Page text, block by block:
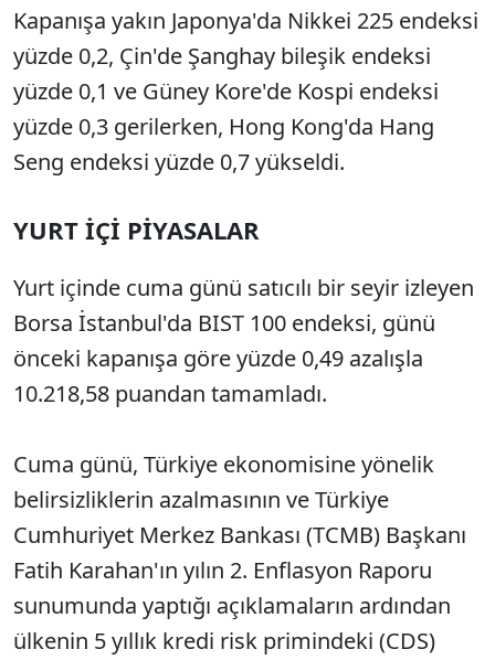
Kapanışa yakın Japonya'da Nikkei 225 endeksi
yüzde 0,2, Çin'de Şanghay bileşik endeksi
yüzde 0,1 ve Güney Kore'de Kospi endeksi
yüzde 0,3 gerilerken, Hong Kong'da Hang
Seng endeksi yüzde 0,7 yükseldi.
YURT İÇİ PİYASALAR
Yurt içinde cuma günü satıcılı bir seyir izleyen
Borsa İstanbul'da BIST 100 endeksi, günü
önceki kapanışa göre yüzde 0,49 azalışla
10.218,58 puandan tamamladı.
Cuma günü, Türkiye ekonomisine yönelik
belirsizliklerin azalmasının ve Türkiye
Cumhuriyet Merkez Bankası (TCMB) Başkanı
Fatih Karahan'ın yılın 2. Enflasyon Raporu
sunumunda yaptığı açıklamaların ardından
ülkenin 5 yıllık kredi risk primindeki (CDS)